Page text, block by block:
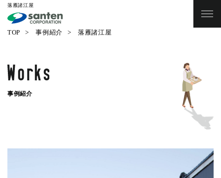
落雁諸江屋
TOP 事例紹介 落雁諸江屋
事例紹介